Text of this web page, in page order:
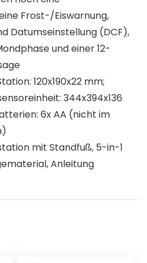
Frost-/Eiswarnung,
Datumseinstellung (DCF),
und einer 12-
120x190x22 mm;
344x394x136
6x AA (nicht im
mit Standfuß, 5-in-1
Anleitung